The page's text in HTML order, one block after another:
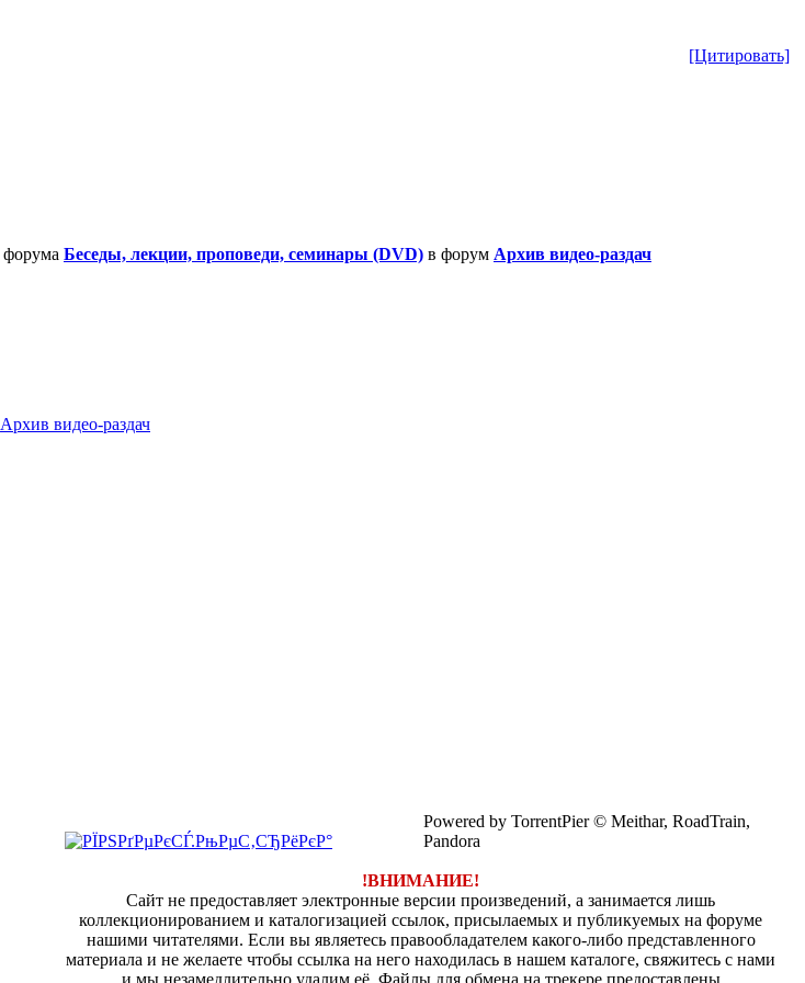
[Цитировать]
форума Беседы, лекции, проповеди, семинары (DVD) в форум Архив видео-раздач
Архив видео-раздач
Powered by TorrentPier © Meithar, RoadTrain,
Pandora
!ВНИМАНИЕ!
Сайт не предоставляет электронные версии произведений, а занимается лишь
коллекционированием и каталогизацией ссылок, присылаемых и публикуемых на форуме
нашими читателями. Если вы являетесь правообладателем какого-либо представленного
материала и не желаете чтобы ссылка на него находилась в нашем каталоге, свяжитесь с нами
и мы незамедлительно удалим её. Файлы для обмена на трекере предоставлены